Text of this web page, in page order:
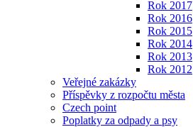
Rok 2017
Rok 2016
Rok 2015
Rok 2014
Rok 2013
Rok 2012
Veřejné zakázky
Příspěvky z rozpočtu města
Czech point
Poplatky za odpady a psy